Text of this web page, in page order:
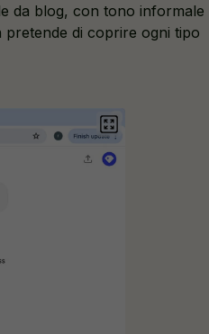
da blog, con tono informale
di coprire ogni tipo